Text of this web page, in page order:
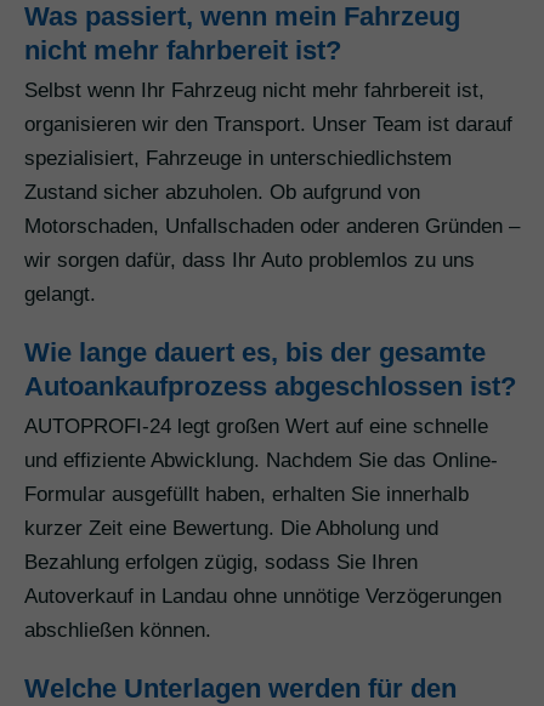
Was passiert, wenn mein Fahrzeug
nicht mehr fahrbereit ist?
Selbst wenn Ihr Fahrzeug nicht mehr fahrbereit ist,
organisieren wir den Transport. Unser Team ist darauf
spezialisiert, Fahrzeuge in unterschiedlichstem
Zustand sicher abzuholen. Ob aufgrund von
Motorschaden, Unfallschaden oder anderen Gründen –
wir sorgen dafür, dass Ihr Auto problemlos zu uns
gelangt.
Wie lange dauert es, bis der gesamte
Autoankaufprozess abgeschlossen ist?
AUTOPROFI-24 legt großen Wert auf eine schnelle
und effiziente Abwicklung. Nachdem Sie das Online-
Formular ausgefüllt haben, erhalten Sie innerhalb
kurzer Zeit eine Bewertung. Die Abholung und
Bezahlung erfolgen zügig, sodass Sie Ihren
Autoverkauf in Landau ohne unnötige Verzögerungen
abschließen können.
Welche Unterlagen werden für den